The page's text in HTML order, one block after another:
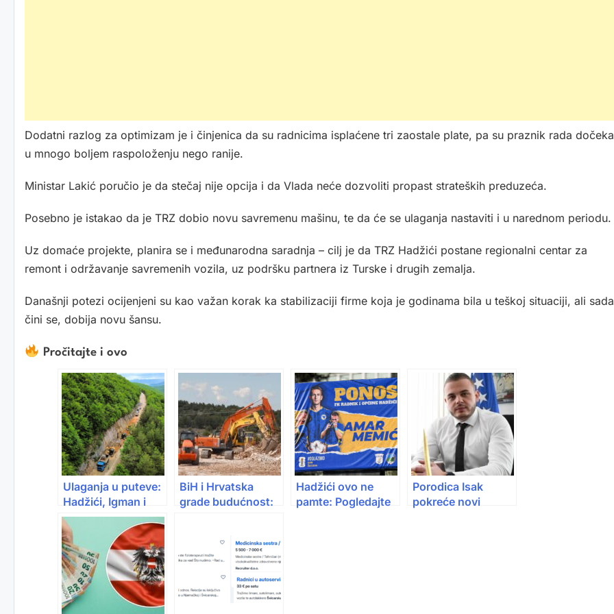
Dodatni razlog za optimizam je i činjenica da su radnicima isplaćene tri zaostale plate, pa su praznik rada
u mnogo boljem raspoloženju nego ranije.
Ministar Lakić poručio je da stečaj nije opcija i da Vlada neće dozvoliti propast strateških preduzeća.
Posebno je istakao da je TRZ dobio novu savremenu mašinu, te da će se ulaganja nastaviti i u narednom periodu.
Uz domaće projekte, planira se i međunarodna saradnja – cilj je da TRZ Hadžići postane regionalni centar za
remont i održavanje savremenih vozila, uz podršku partnera iz Turske i drugih zemalja.
Današnji potezi ocijenjeni su kao važan korak ka stabilizaciji firme koja je godinama bila u teškoj situaciji, ali
čini se, dobija novu šansu.
Pročitajte i ovo
Ulaganja u puteve:
Hadžići, Igman i
Bjelašnica u fokusu
radova
BiH i Hrvatska
grade budućnost:
Hadžići ovo ne
pamte: Pogledajte
Porodica Isak
pokreće novi